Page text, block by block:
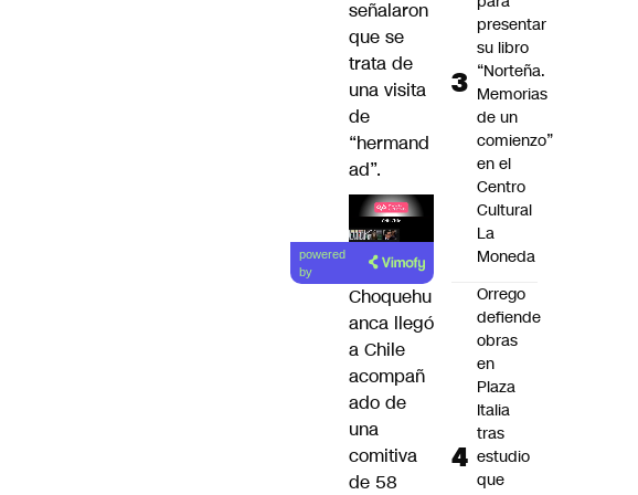
señalaron
que se
trata de
una visita
de
“hermand
ad”.
Lea el
artículo
powered
by
Choquehu
anca llegó
a Chile
acompañ
ado de
una
comitiva
de 58
presentar
su libro
“Norteña.
Memorias
de un
comienzo”
en el
Centro
Cultural
La
Moneda
Orrego
defiende
obras
en
Plaza
Italia
tras
estudio
que